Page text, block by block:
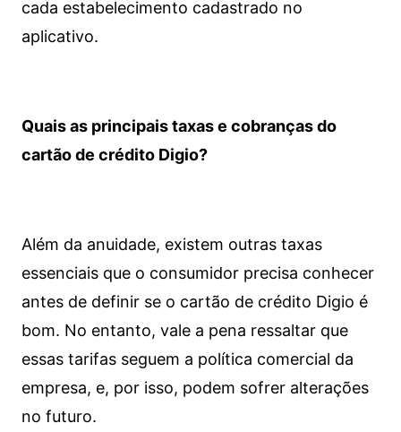
cada estabelecimento cadastrado no
aplicativo.
Quais as principais taxas e cobranças do
cartão de crédito Digio?
Além da anuidade, existem outras taxas
essenciais que o consumidor precisa conhecer
antes de definir se o cartão de crédito Digio é
bom. No entanto, vale a pena ressaltar que
essas tarifas seguem a política comercial da
empresa, e, por isso, podem sofrer alterações
no futuro.